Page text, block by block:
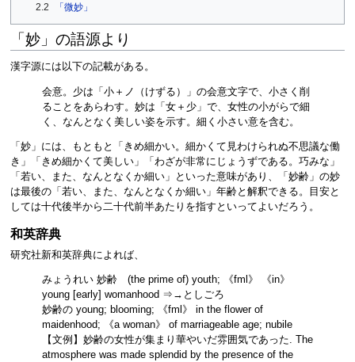
2.2
「微妙」
「妙」の語源より
漢字源には以下の記載がある。
会意。少は「小＋ノ（けずる）」の会意文字で、小さく削
ることをあらわす。妙は「女＋少」で、女性の小がらで細
く、なんとなく美しい姿を示す。細く小さい意を含む。
「妙」には、もともと「きめ細かい。細かくて見わけられぬ不思議な働
き」「きめ細かくて美しい」「わざが非常にじょうずである。巧みな」
「若い、また、なんとなくか細い」といった意味があり、「妙齢」の妙
は最後の「若い、また、なんとなくか細い」年齢と解釈できる。目安と
しては十代後半から二十代前半あたりを指すといってよいだろう。
和英辞典
研究社新和英辞典によれば、
みょうれい 妙齢 (the prime of) youth; 《fml》 《in》
young [early] womanhood ⇒→としごろ
妙齢の young; blooming; 《fml》 in the flower of
maidenhood; 《a woman》 of marriageable age; nubile
【文例】妙齢の女性が集まり華やいだ雰囲気であった. The
atmosphere was made splendid by the presence of the